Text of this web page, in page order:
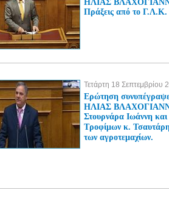
Πράξεις από το Γ.Λ.Κ.
Τετάρτη 18 Σεπτεμβρίου
Ερώτηση
ΗΛΙΑΣ
Στουρνάρα Ιωάννη
Τροφίμων κ.
των αγροτεμαχίων.